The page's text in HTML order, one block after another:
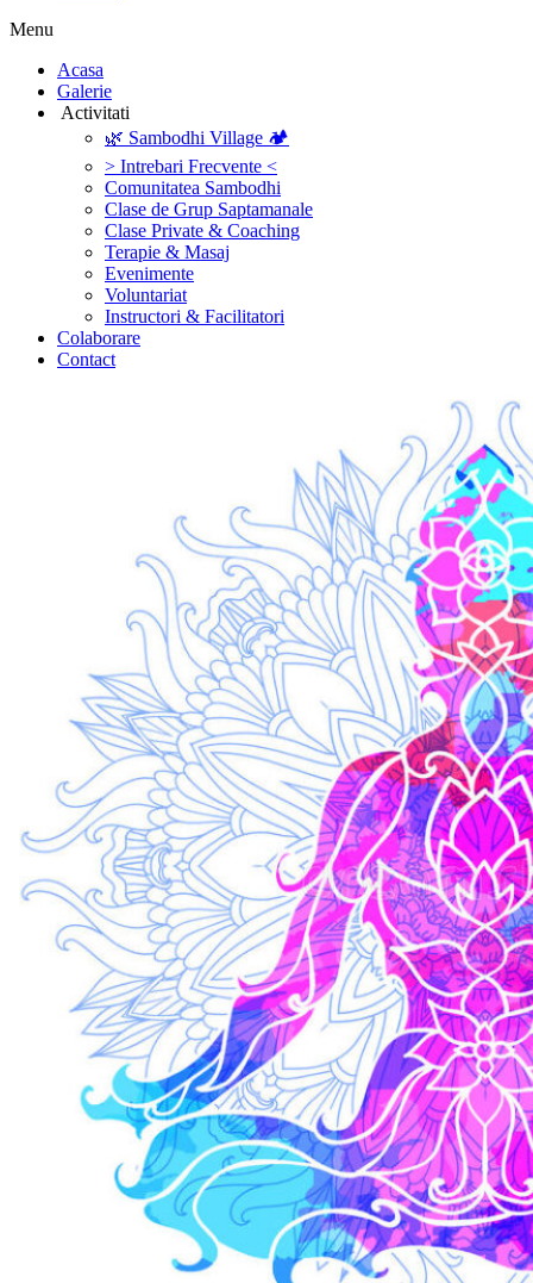
Menu
‎Acasa
Galerie
‎ ‎Activitati‎
🌿 Sambodhi Village 🏕️
> Intrebari Frecvente <
Comunitatea Sambodhi
Clase de Grup Saptamanale
Clase Private & Coaching
Terapie & Masaj
‎Evenimente
Voluntariat
‏‏‎Instructori & Facilitatori
Colaborare
Contact